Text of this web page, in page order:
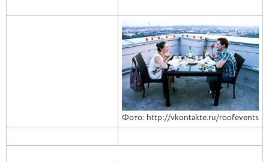
Фото: http://vkontakte.ru/roofevents